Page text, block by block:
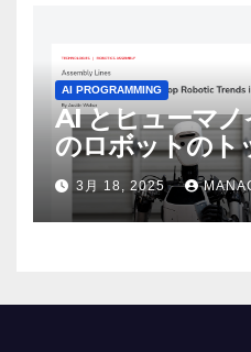
AI PROGRAMMING
AI とヒューマ
のロボットのト
ASSEMBLY
3月 18, 2025